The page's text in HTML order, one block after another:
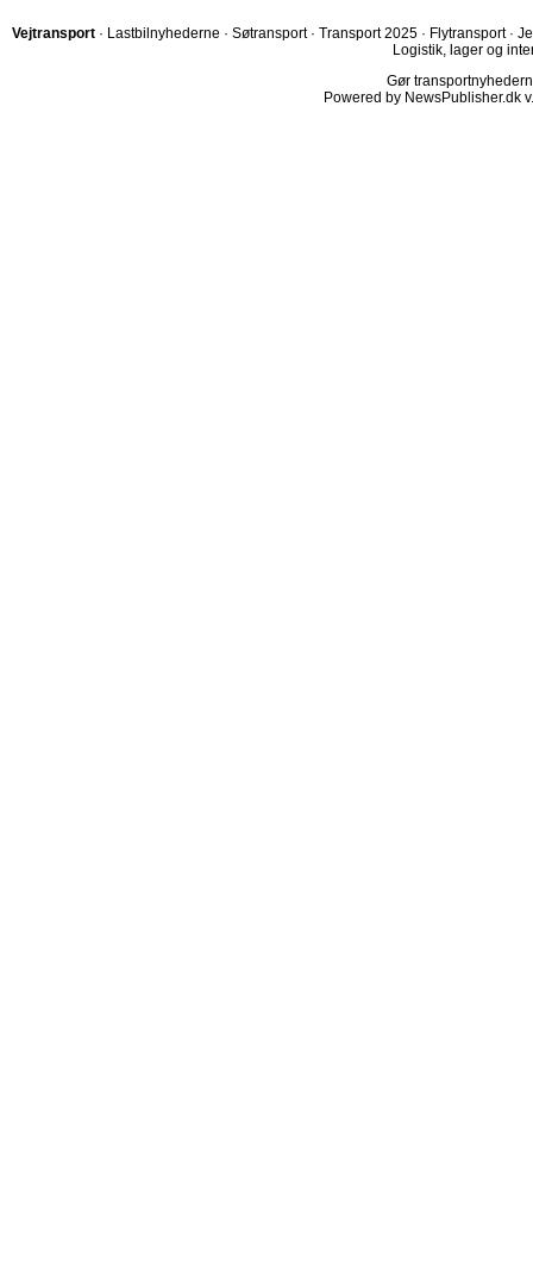
Vejtransport · Lastbilnyhederne · Søtransport · Transport 2025 · Flytransport ·
Logistik, lager og
Gør
Powered by NewsPublisher.dk